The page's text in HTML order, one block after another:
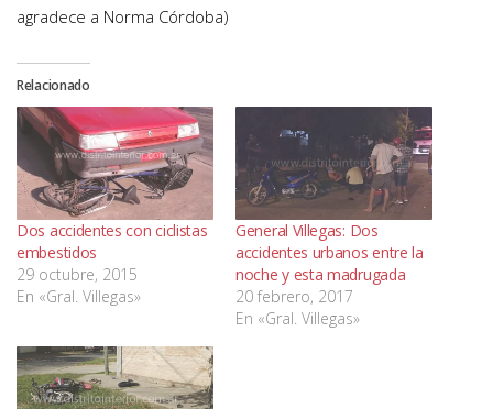
agradece a Norma Córdoba)
Relacionado
Dos accidentes con ciclistas
embestidos
29 octubre, 2015
En «Gral. Villegas»
General Villegas: Dos
accidentes urbanos entre la
noche y esta madrugada
20 febrero, 2017
En «Gral. Villegas»